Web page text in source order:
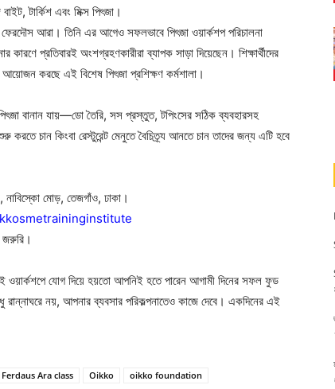
টার্কিশ এবং মিক্স পিৎজা।
আরা। তিনি এর আগেও সফলভাবে পিৎজা ওয়ার্কশপ পরিচালনা
প্রতিবারই অংশগ্রহণকারীরা ব্যাপক সাড়া দিয়েছেন। শিক্ষার্থীদের
করছে এই বিশেষ পিৎজা প্রশিক্ষণ কর্মশালা।
বানান যায়—ডো তৈরি, সস প্রস্তুত, টপিংসের সঠিক ব্যবহারসহ
চান কিংবা রেস্টুরেন্ট মেনুতে বৈচিত্র্য আনতে চান তাদের জন্য এটি হবে
মোড়, তেজগাঁও, ঢাকা।
জরুরি।
যোগ দিয়ে হয়তো আপনিই হতে পারেন আগামী দিনের সফল ফুড
নয়, আপনার ব্যবসার পরিকল্পনাতেও কাজে দেবে। একদিনের এই
Ferdaus Ara class Oikko
oikko foundation